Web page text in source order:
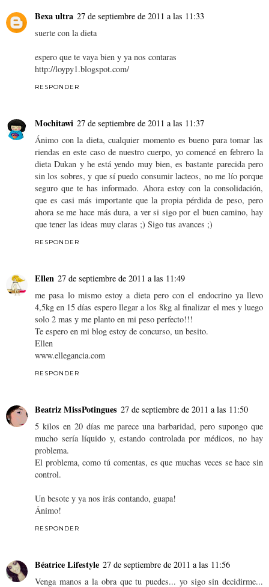
Bexa ultra 27 de septiembre de 2011 a las 11:33
suerte con la dieta
espero que te vaya bien y ya nos contaras
http://loypy1.blogspot.com/
RESPONDER
Mochitawi 27 de septiembre de 2011 a las 11:37
Ánimo con la dieta, cualquier momento es bueno para tomar las
riendas en este caso de nuestro cuerpo, yo comencé en febrero la
dieta Dukan y he está yendo muy bien, es bastante parecida pero
sin los sobres, y que sí puedo consumir lacteos, no me lío porque
seguro que te has informado. Ahora estoy con la consolidación,
que es casi más importante que la propia pérdida de peso, pero
ahora se me hace más dura, a ver si sigo por el buen camino, hay
que tener las ideas muy claras ;) Sigo tus avances ;)
RESPONDER
Ellen 27 de septiembre de 2011 a las 11:49
me pasa lo mismo estoy a dieta pero con el endocrino ya llevo
4,5kg en 15 días espero llegar a los 8kg al finalizar el mes y luego
solo 2 mas y me planto en mi peso perfecto!!!
Te espero en mi blog estoy de concurso, un besito.
Ellen
www.ellegancia.com
RESPONDER
Beatriz MissPotingues 27 de septiembre de 2011 a las 11:50
5 kilos en 20 días me parece una barbaridad, pero supongo que
mucho sería líquido y, estando controlada por médicos, no hay
problema.
El problema, como tú comentas, es que muchas veces se hace sin
control.
Un besote y ya nos irás contando, guapa!
Ánimo!
RESPONDER
Béatrice Lifestyle 27 de septiembre de 2011 a las 11:56
Venga manos a la obra que tu puedes... yo sigo sin decidirme...